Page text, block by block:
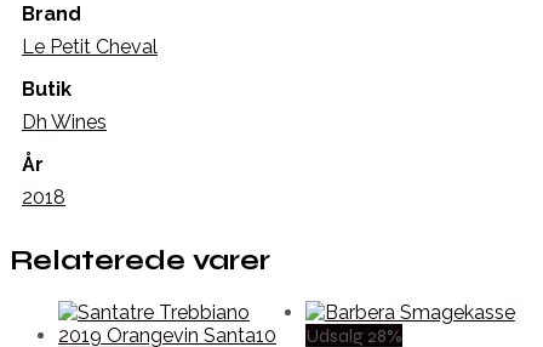
Brand
Le Petit Cheval
Butik
Dh Wines
År
2018
Relaterede varer
Udsalg 28%